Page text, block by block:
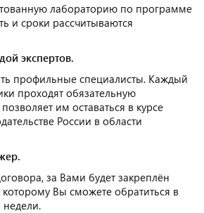
лабораторию по программе
и сроки рассчитываются
экспертов.
профильные специалисты. Каждый
проходят обязательную
им оставаться в курсе
России в области
за Вами будет закреплён
Вы сможете обратиться в